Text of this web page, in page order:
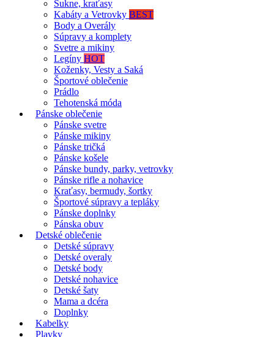
Sukne, kraťasy
Kabáty a Vetrovky BEST
Body a Overály
Súpravy a komplety
Svetre a mikiny
Legíny HOT
Koženky, Vesty a Saká
Športové oblečenie
Prádlo
Tehotenská móda
Pánske oblečenie
Pánske svetre
Pánske mikiny
Pánske tričká
Pánske košele
Pánske bundy, parky, vetrovky
Pánske rifle a nohavice
Kraťasy, bermudy, šortky
Športové súpravy a tepláky
Pánske doplnky
Pánska obuv
Detské oblečenie
Detské súpravy
Detské overaly
Detské body
Detské nohavice
Detské šaty
Mama a dcéra
Doplnky
Kabelky
Plavky